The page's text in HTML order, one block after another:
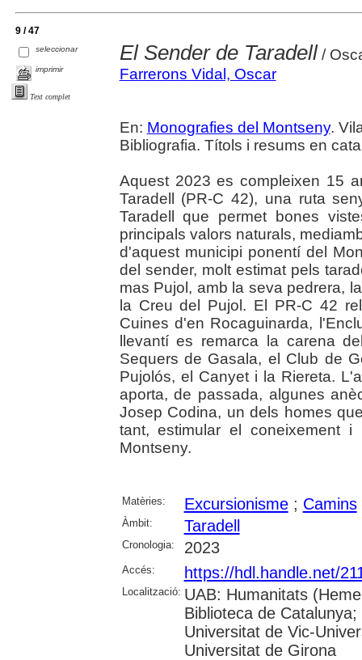
9 / 47
seleccionar
imprimir
Text complet
El Sender de Taradell/
Farrerons Vidal, Oscar
En: Monografies del Montseny.
Bibliografia. Títols i resums en
Aquest 2023 es compleixen 15
Taradell (PR-C 42), una ruta
Taradell que permet bones
principals valors naturals,
d'aquest municipi ponentí del
del sender, molt estimat pels
mas Pujol, amb la seva pedrera,
la Creu del Pujol. El PR-C 42
Cuines d'en Rocaguinarda,
llevantí es remarca la carena
Sequers de Gasala, el Club de
Pujolós, el Canyet i la Riereta.
aporta, de passada, algunes
Josep Codina, un dels homes
tant, estimular el coneixement
Montseny.
Matèries: Excursionisme; Camins
Àmbit: Taradell
Cronologia: 2023
Accés: https://hdl.handle.net/
Localització: UAB: Humanitats
Biblioteca de
Universitat de Vic-
Universitat de Girona